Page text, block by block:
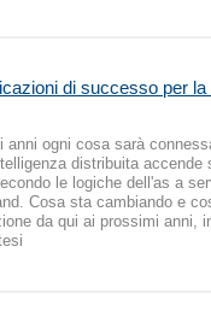
di successo per la
anni ogni cosa sarà
distribuita accende
le logiche dell'as a
Cosa sta cambiando e
da qui ai prossimi anni,